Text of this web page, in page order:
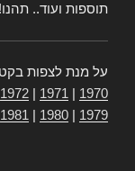
תוספות ועוד.. תהנו!
על מנת לצפות
1970
1971
1972
1979
1980
1981